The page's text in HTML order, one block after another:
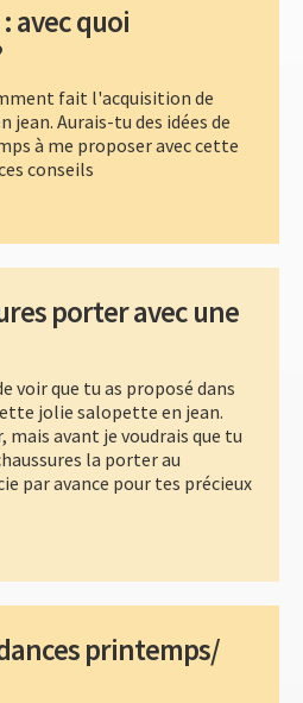
avec quoi
fait l'acquisition de
Aurais-tu des idées de
à me proposer avec cette
conseils
porter avec une
voir que tu as proposé dans
jolie salopette en jean.
mais avant je voudrais que tu
la porter au
par avance pour tes précieux
printemps/